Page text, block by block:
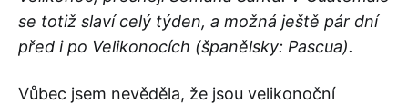
se totiž slaví celý týden, a možná ještě pár dní
před i po Velikonocích (španělsky: Pascua).
Vůbec jsem nevěděla, že jsou velikonoční